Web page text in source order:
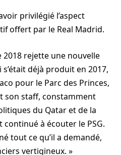
privilégié l’aspect
offert par le Real Madrid.
rejette une nouvelle
déjà produit en 2017,
pour le Parc des Princes,
son staff, constamment
du Qatar et de la
à écouter le PSG.
tout ce qu’il a demandé,
vertigineux. »